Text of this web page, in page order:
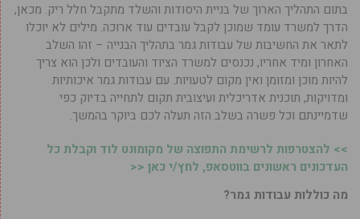
בתום התהליך הארוך של בניית היסודות והשלד מתקבל חלל ריק. מכאן,
הדרך למשרד עומד שמוכן לקבל עובדים עוד ארוכה. מילים לא יוכלו
לתאר את החשיבות של עבודות גמר בתהליך הבנייה – זהו השלב
האחרון ומיד אחריו, נכנסים למשרד הציוד והעובדים ולכן הוא צריך
להיות מוכן ומזומן ואין מקום לטעויות. עם עבודות גמר איכותיות
ומדויקות, תוכנית אדריכלית ועיצובית תקום לתחייה בדיוק כפי
שדמיינתם וכל פשרה בשלב הזה תעלה לכם ביוקר בהמשך.
>> להצטרפות לרשימת התפוצה של מקומונט לוד וקבלת כל
העדכונים ראשונים בווטסאפ, לחץ/י כאן <<
מה כוללות עבודות גמר?